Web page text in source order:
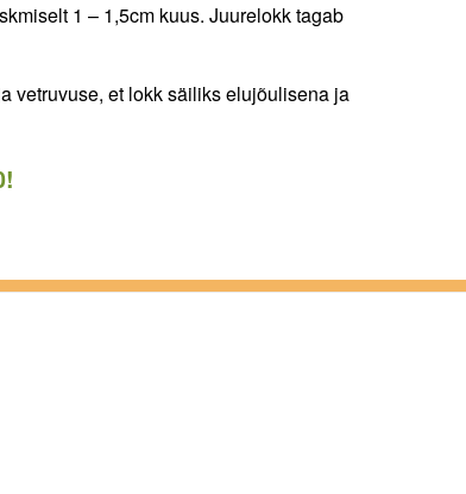
1 – 1,5cm kuus. Juurelokk tagab
vetruvuse, et lokk säiliks elujõulisena ja
!